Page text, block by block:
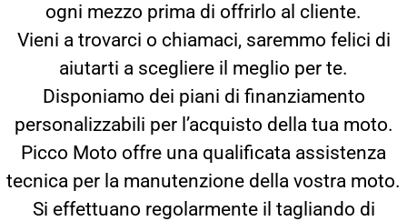
ogni mezzo prima di offrirlo al cliente.
Vieni a trovarci o chiamaci, saremmo felici di
aiutarti a scegliere il meglio per te.
Disponiamo dei piani di finanziamento
personalizzabili per l’acquisto della tua moto.
Picco Moto offre una qualificata assistenza
tecnica per la manutenzione della vostra moto.
Si effettuano regolarmente il tagliando di